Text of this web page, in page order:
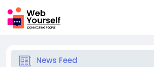
News Feed